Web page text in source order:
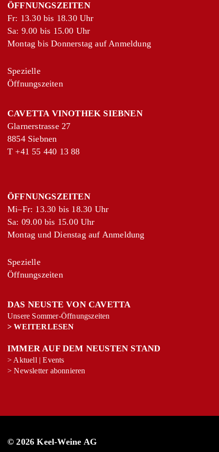
+−
ÖFFNUNGSZEITEN
Fr: 13.30 bis 18.30 Uhr
Sa: 9.00 bis 15.00 Uhr
Montag bis Donnerstag auf Anmeldung
Spezielle
Öffnungszeiten
CAVETTA VINOTHEK SIEBNEN
Glarnerstrasse 27
8854 Siebnen
T +41 55 440 13 88
ÖFFNUNGSZEITEN
Mi–Fr: 13.30 bis 18.30 Uhr
Sa: 09.00 bis 15.00 Uhr
Montag und Dienstag auf Anmeldung
Spezielle
Öffnungszeiten
DAS NEUSTE VON CAVETTA
Unsere Sommer-Öffnungszeiten
>WEITERLESEN
IMMER AUF DEM NEUSTEN STAND
> Aktuell |Events
>Newsletter abonnieren
© 2026 Keel-Weine AG